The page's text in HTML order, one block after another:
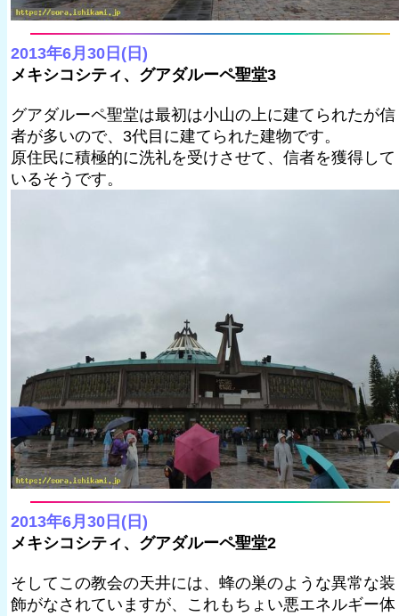
2013年6月30日(日)
メキシコシティ、グアダルーペ聖堂3
グアダルーペ聖堂は最初は小山の上に建てられたが信
者が多いので、3代目に建てられた建物です。
原住民に積極的に洗礼を受けさせて、信者を獲得して
いるそうです。
2013年6月30日(日)
メキシコシティ、グアダルーペ聖堂2
そしてこの教会の天井には、蜂の巣のような異常な装
飾がなされていますが、これもちょい悪エネルギー体